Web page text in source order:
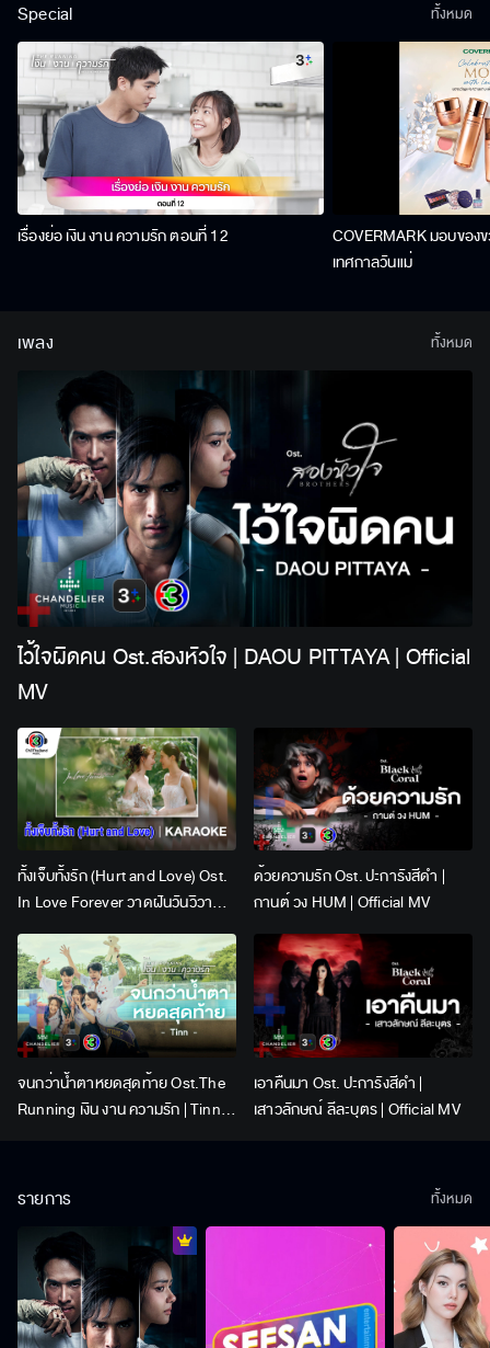
Special
เรื่องย่อ เงิน งาน ความรัก ตอนที่ 12
COVERMARK มอบขอ
เทศกาลวันแม่
ทั้งหมด
เพลง
ไว้ใจผิดคน Ost.สองหัวใจ | DAOU PITTAYA | Official
MV
ทั้งเจ็บทั้งรัก (Hurt and Love) Ost.
In Love Forever วาดฝันวันวิวาห์ |
Lingling Kwong x Orm
Kornnaphat | Official Karaoke
ด้วยความรัก Ost. ปะการังสีดำ |
กานต์ วง HUM | Official MV
จนกว่าน้ำตาหยดสุดท้าย Ost.The
Running เงิน งาน ความรัก | Tinn |
เอาคืนมา Ost. ปะการังสีดำ |
เสาวลักษณ์ ลีละบุตร | Official MV
ทั้งหมด
รายการ ทั้งหมด